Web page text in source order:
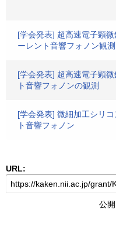
[学会発表] 超高速電子顕
ーレント音響フォノン観測
[学会発表] 超高速電子顕
ト音響フォノンの観測
[学会発表] 微細加工シリ
ト音響フォノン
URL:
公